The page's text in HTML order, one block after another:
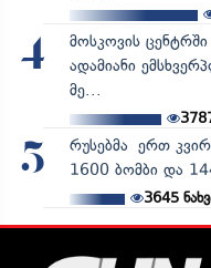
4
მოსკოვის
ადამიანი
მე...
5
რუსებმა ერთ
1600 ბომბი და
3645